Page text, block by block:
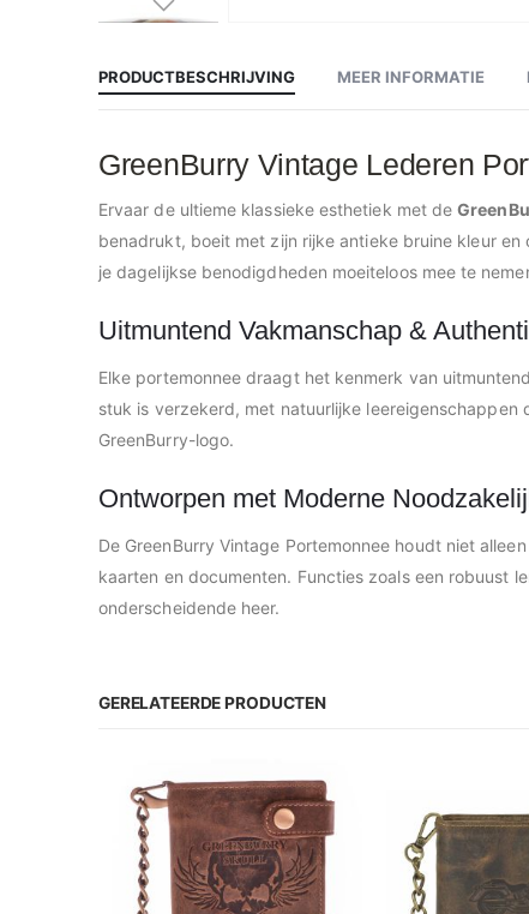
Ga
begin
van
de
afbeeldingen-
PRODUCTBESCHRIJVING
GreenBurry Vintage Lederen
Ervaar de ultieme klassieke esthetiek met de
benadrukt, boeit met zijn rijke antieke bruine kleur
je dagelijkse benodigdheden moeiteloos mee te
Uitmuntend Vakmanschap &
Elke portemonnee draagt het kenmerk van
stuk is verzekerd, met natuurlijke
GreenBurry-logo.
Ontworpen met Moderne
De GreenBurry Vintage Portemonnee houdt niet
kaarten en documenten. Functies zoals een robuust
onderscheidende heer.
MEER INFORMATIE
GERELATEERDE PRODUCTEN